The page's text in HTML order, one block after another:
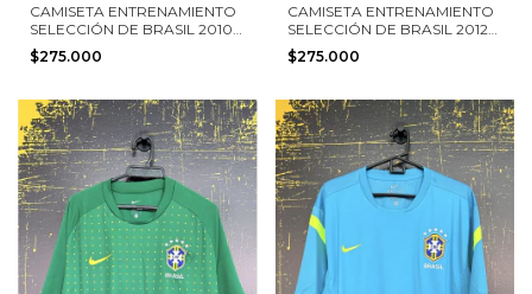
CAMISETA ENTRENAMIENTO
SELECCIÓN DE BRASIL 2010
NIKE TALLA L NUEVA CON
ETIQUETAS
$275.000
CAMISETA ENTRENAMIENTO
SELECCIÓN DE BRASIL 2012
NIKE TALLA L NUEVA CON
ETIQUETAS
$275.000